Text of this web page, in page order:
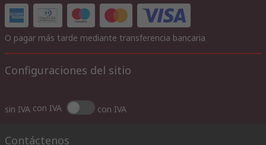
O pagar más tarde mediante transferencia bancaria
Configuraciones del sitio
sin IVA con IVA con IVA
Contáctenos